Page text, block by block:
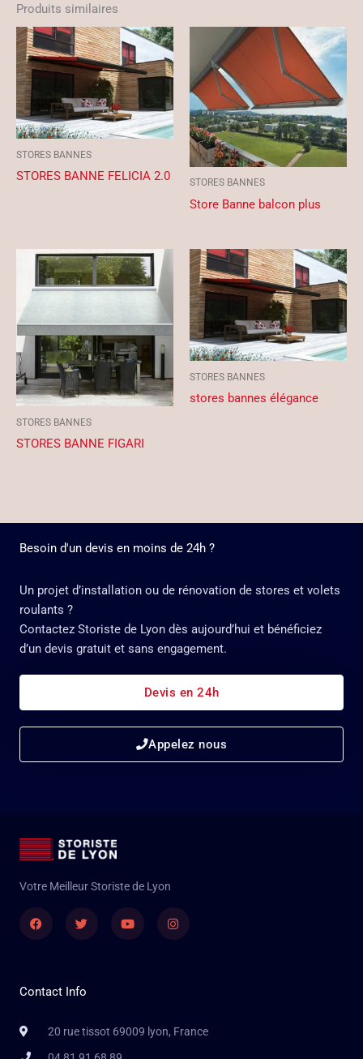
Produits similaires
STORES BANNES
STORES BANNE FELICIA 2.0 STORES BANNES
Store Banne balcon plus
STORES BANNES
STORES BANNE FIGARI
STORES BANNES
stores bannes élégance
Besoin d'un devis en moins de 24h ?
Un projet d’installation ou de rénovation de stores et volets
roulants ?
Contactez Storiste de Lyon dès aujourd’hui et bénéficiez
d’un devis gratuit et sans engagement.
Devis en 24h
Appelez nous
Votre Meilleur Storiste de Lyon
FacebookTwitter YoutubeInstagram
Contact Info
20 rue tissot 69009 lyon, France